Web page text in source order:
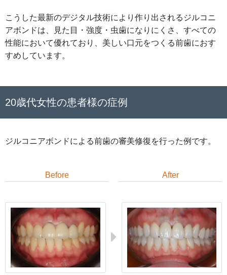
こうした最新のデジタル技術により作り出されるジルコニ
アボンドは、見た目・強度・虫歯になりにくさ、すべての
性能において優れており、美しい口元をつくる前歯におす
すめしています。
20歳代女性の患者様の症例
ジルコニアボンドによる前歯の審美修復を行った例です。
Before After